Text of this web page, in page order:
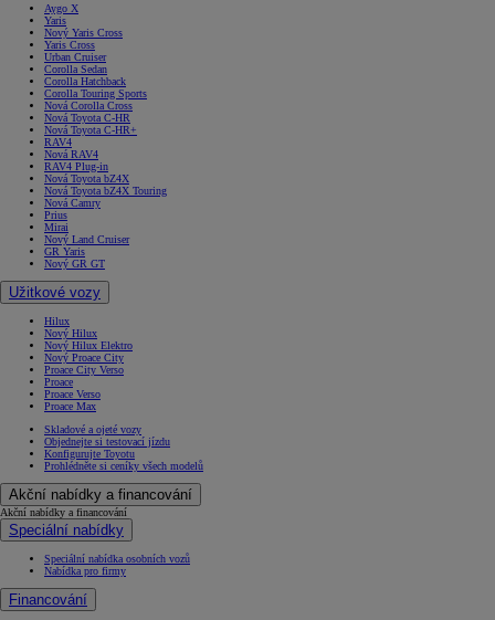
Aygo X
Yaris
Nový Yaris Cross
Yaris Cross
Urban Cruiser
Corolla Sedan
Corolla Hatchback
Corolla Touring Sports
Nová Corolla Cross
Nová Toyota C-HR
Nová Toyota C-HR+
RAV4
Nová RAV4
RAV4 Plug-in
Nová Toyota bZ4X
Nová Toyota bZ4X Touring
Nová Camry
Prius
Mirai
Nový Land Cruiser
GR Yaris
Nový GR GT
Užitkové vozy
Hilux
Nový Hilux
Nový Hilux Elektro
Nový Proace City
Proace City Verso
Proace
Proace Verso
Proace Max
Skladové a ojeté vozy
Objednejte si testovací jízdu
Konfigurujte Toyotu
Prohlédněte si ceníky všech modelů
Akční nabídky a financování
Akční nabídky a financování
Speciální nabídky
Speciální nabídka osobních vozů
Nabídka pro firmy
Financování